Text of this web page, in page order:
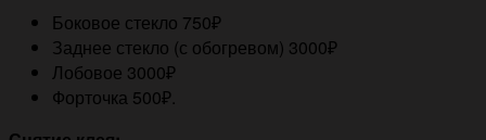
Боковое стекло 750₽
Заднее стекло (с обогревом) 3000₽
Лобовое 3000₽
Форточка 500₽.